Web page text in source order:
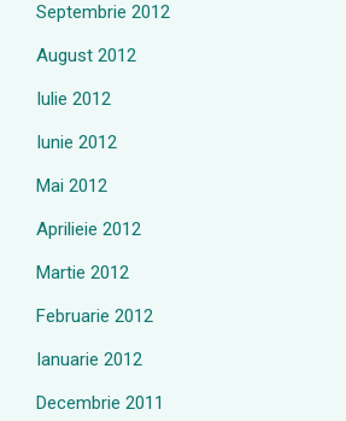
Septembrie 2012
August 2012
Iulie 2012
Iunie 2012
Mai 2012
Aprilieie 2012
Martie 2012
Februarie 2012
Ianuarie 2012
Decembrie 2011